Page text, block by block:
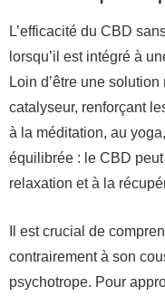
L’efficacité du CBD
lorsqu’il est intégré à
Loin d’être une
catalyseur, renforçant
à la méditation, au
équilibrée : le CBD
relaxation et à la
Il est crucial de
contrairement à son
psychotrope. Pour